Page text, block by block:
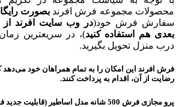
محصولات مجموعه فرش افرندبصورت
سفارش فرش خود(در وب سایت افرند
بعدی هم استفاده کنید)، در سریعترین
درب منزل تحویل بگیرید.
فرش افرند این امکان را به تمام همراهان خود
رضایت از آن، اقدام به پرداخت کنند.
پرو مجازی فرش 500 شانه مدل اساطیر (قابلیت جدید فرش افرند)